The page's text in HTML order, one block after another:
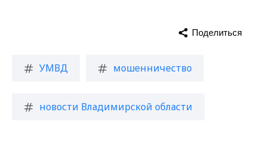
УМВД мошенничество
новости Владимирской области
Поделиться